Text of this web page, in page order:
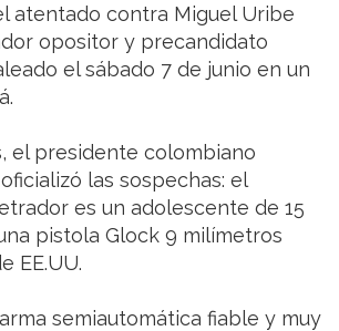
atentado contra Miguel Uribe
opositor y precandidato
el sábado 7 de junio en un
el presidente colombiano
las sospechas: el
es un adolescente de 15
pistola Glock 9 milímetros
EE.UU.
semiautomática fiable y muy